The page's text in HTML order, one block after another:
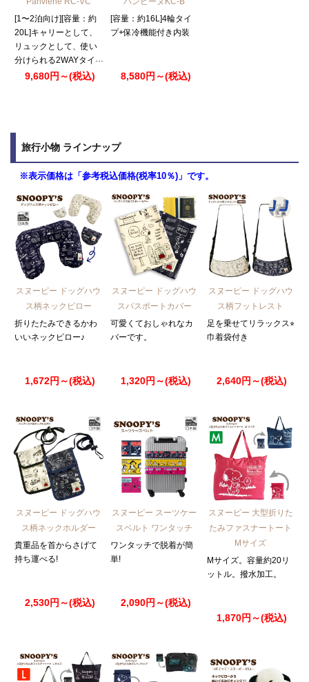
[1〜2泊向け][容量：約
20L]キャリーとして、
リュックとして、使い
分けられる2WAYタイ
プ。9,680円～(税込)
[容量：約16L]4輪タイ
プ+保冷機能付き内装
8,580円～(税込)
旅行小物 ラインナップ
※表示価格は「参考税込価格(税率10％)」です。
スヌーピー ドッグハウ
ス柄ネックピロー
折りたたみできるかわ
いいネックピロー♪
1,672円～(税込)
スヌーピー ドッグハウ
スパスポートカバー
可愛くておしゃれなカ
バーです。
1,320円～(税込)
スヌーピー ドッグハウ
ス柄フットレスト
足を乗せてリラックス⭐︎
巾着袋付き
2,640円～(税込)
スヌーピー ドッグハウ
ス柄ネックホルダー
貴重品を首からさげて
持ち運べる!
2,530円～(税込)
スヌーピー スーツケー
スベルト ワンタッチ
ワンタッチで脱着が簡
単!
2,090円～(税込)
スヌーピー 大型折りた
たみファスナートート
Mサイズ
Mサイズ。容量約20リ
ットル。撥水加工。
1,870円～(税込)